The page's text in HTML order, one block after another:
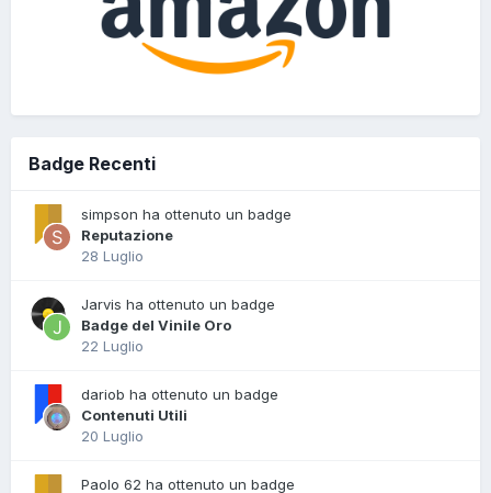
Badge Recenti
simpson ha ottenuto un badge
Reputazione
28 Luglio
Jarvis ha ottenuto un badge
Badge del Vinile Oro
22 Luglio
dariob ha ottenuto un badge
Contenuti Utili
20 Luglio
Paolo 62 ha ottenuto un badge